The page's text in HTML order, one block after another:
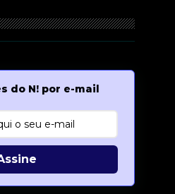
do N! por e-mail